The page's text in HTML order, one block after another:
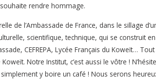
rendre hommage.
de l’Ambassade de France, dans le sillage
scientifique, technique, qui se construit en
CEFREPA, Lycée Français du Koweït… Tout
Notre Institut, c’est aussi le vôtre !
y boire un café ! Nous serons